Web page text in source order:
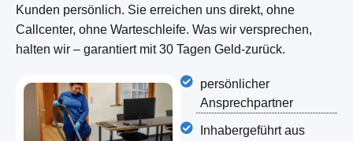
Kunden persönlich. Sie erreichen uns direkt, ohne
Callcenter, ohne Warteschleife. Was wir versprechen,
halten wir – garantiert mit 30 Tagen Geld-zurück.
persönlicher
Ansprechpartner
Inhabergeführt aus